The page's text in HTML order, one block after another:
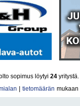
sopimus löytyi 24 yritystä.
tietomäärän mukaan